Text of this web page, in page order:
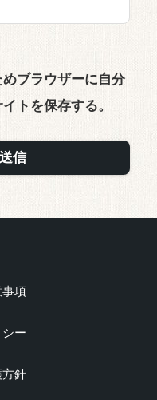
ブラウザーに自分
トを保存する。
項
ー
針